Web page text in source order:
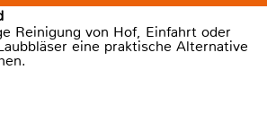
Reinigung von Hof, Einfahrt oder
eine praktische Alternative